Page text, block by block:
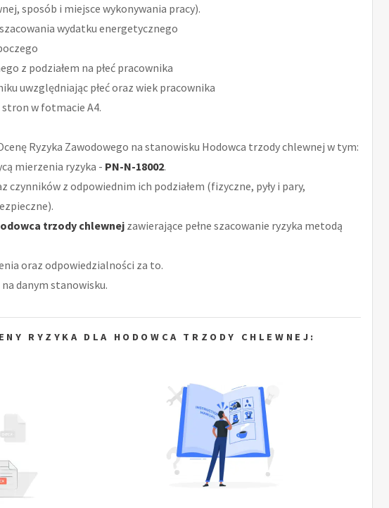
sposób i miejsce wykonywania pracy).
wydatku energetycznego
z podziałem na płeć pracownika
uwzględniając płeć oraz wiek pracownika
stron w fotmacie A4.
Ryzyka Zawodowego na stanowisku Hodowca trzody chlewnej w tym:
mierzenia ryzyka - PN-N-18002.
czynników z odpowiednim ich podziałem (fizyczne, pyły i pary,
trzody chlewnej zawierające pełne szacowanie ryzyka metodą
oraz odpowiedzialności za to.
danym stanowisku.
RYZYKA DLA HODOWCA TRZODY CHLEWNEJ: